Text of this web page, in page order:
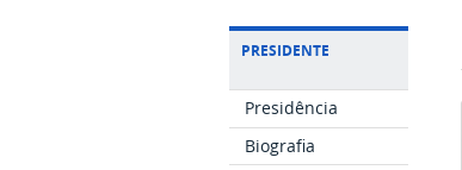
PRESIDENTE
Presidência
Biografia